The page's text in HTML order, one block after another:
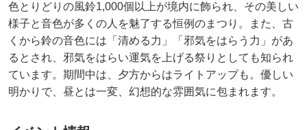
色とりどりの風鈴1,000個以上が境内に飾られ、その美しい
様子と音色が多くの人を魅了する恒例のまつり。また、古
くから鈴の音色には「清める力」「邪気をはらう力」があ
るとされ、邪気をはらい運気を上げる祭りとしても知られ
ています。期間中は、夕方からはライトアップも。優しい
明かりで、昼とは一変、幻想的な雰囲気に包まれます。